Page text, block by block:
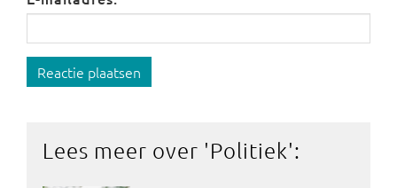
Reactie plaatsen
Lees meer over 'Politiek':